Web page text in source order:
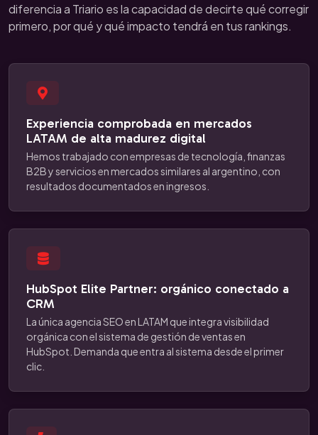
diferencia a Triario es la capacidad de decirte qué corregir
primero, por qué y qué impacto tendrá en tus rankings.
Experiencia comprobada en mercados
LATAM de alta madurez digital
Hemos trabajado con empresas de tecnología, finanzas
B2B y servicios en mercados similares al argentino, con
resultados documentados en ingresos.
HubSpot Elite Partner: orgánico conectado a
CRM
La única agencia SEO en LATAM que integra visibilidad
orgánica con el sistema de gestión de ventas en
HubSpot. Demanda que entra al sistema desde el primer
clic.